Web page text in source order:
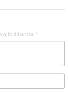
ditandai *